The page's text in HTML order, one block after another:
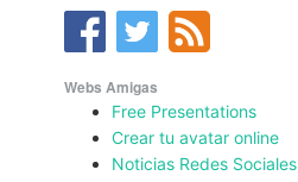
Webs Amigas
Free Presentations
Crear tu avatar online
Noticias Redes Sociales